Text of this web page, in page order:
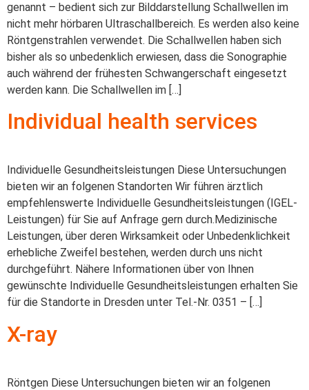
genannt – bedient sich zur Bilddarstellung Schallwellen im
nicht mehr hörbaren Ultraschallbereich. Es werden also keine
Röntgenstrahlen verwendet. Die Schallwellen haben sich
bisher als so unbedenklich erwiesen, dass die Sonographie
auch während der frühesten Schwangerschaft eingesetzt
werden kann. Die Schallwellen im […]
Individual health services
Individuelle Gesundheitsleistungen Diese Untersuchungen
bieten wir an folgenen Standorten Wir führen ärztlich
empfehlenswerte Individuelle Gesundheitsleistungen (IGEL-
Leistungen) für Sie auf Anfrage gern durch.Medizinische
Leistungen, über deren Wirksamkeit oder Unbedenklichkeit
erhebliche Zweifel bestehen, werden durch uns nicht
durchgeführt. Nähere Informationen über von Ihnen
gewünschte Individuelle Gesundheitsleistungen erhalten Sie
für die Standorte in Dresden unter Tel.-Nr. 0351 – […]
X-ray
Röntgen Diese Untersuchungen bieten wir an folgenen